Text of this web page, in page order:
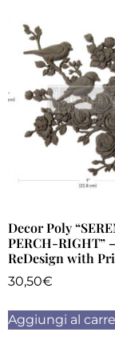
Decor Poly
PERCH-RIGHT” –
ReDesign with
30,50€
Aggiungi al